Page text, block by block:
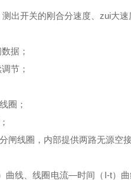
测出开关的刚合分速度、zui
据；
节；
圈；
线圈，内部提供两路无源空接
曲线、线圈电流—时间（I-t